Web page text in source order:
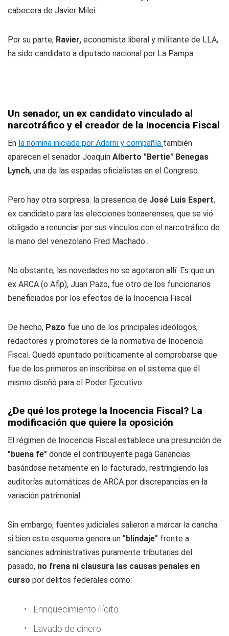
cabecera de Javier Milei.
Por su parte, Ravier, economista liberal y militante de LLA,
ha sido candidato a diputado nacional por La Pampa.
Un senador, un ex candidato vinculado al
narcotráfico y el creador de la Inocencia Fiscal
En la nómina iniciada por Adorni y compañía también
aparecen el senador Joaquín Alberto "Bertie" Benegas
Lynch, una de las espadas oficialistas en el Congreso.
Pero hay otra sorpresa: la presencia de José Luis Espert,
ex candidato para las elecciones bonaerenses, que se vió
obligado a renunciar por sus vínculos con el narcotráfico de
la mano del venezolano Fred Machado..
No obstante, las novedades no se agotaron allí. Es que un
ex ARCA (o Afip), Juan Pazo, fue otro de los funcionarios
beneficiados por los efectos de la Inocencia Fiscal.
De hecho, Pazo fue uno de los principales ideólogos,
redactores y promotores de la normativa de Inocencia
Fiscal. Quedó apuntado políticamente al comprobarse que
fue de los primeros en inscribirse en el sistema que él
mismo diseñó para el Poder Ejecutivo.
¿De qué los protege la Inocencia Fiscal? La
modificación que quiere la oposición
El régimen de Inocencia Fiscal establece una presunción de
"buena fe" donde el contribuyente paga Ganancias
basándose netamente en lo facturado, restringiendo las
auditorías automáticas de ARCA por discrepancias en la
variación patrimonial.
Sin embargo, fuentes judiciales salieron a marcar la cancha:
si bien este esquema genera un "blindaje" frente a
sanciones administrativas puramente tributarias del
pasado, no frena ni clausura las causas penales en
curso por delitos federales como:
Enriquecimiento ilícito
Lavado de dinero